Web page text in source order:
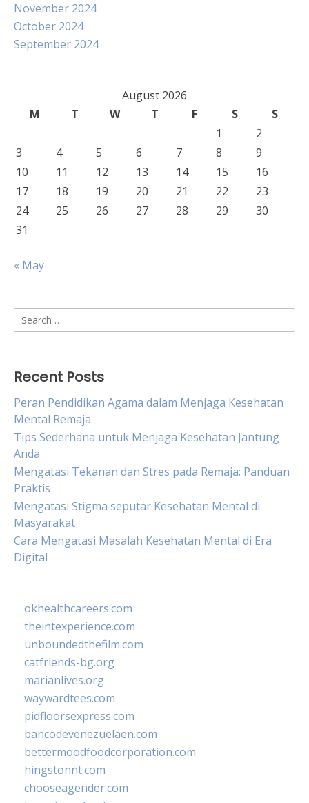
November 2024
October 2024
September 2024
August 2026
M
T W T F S
S
1
2
3
4 5 6 7 8
9
10
11 12 13 14 15
16
17
18 19 20 21 22
23
24
25 26 27 28 29
30
31
« May
Search
for:
Recent Posts
Peran Pendidikan Agama dalam Menjaga Kesehatan
Mental Remaja
Tips Sederhana untuk Menjaga Kesehatan Jantung
Anda
Mengatasi Tekanan dan Stres pada Remaja: Panduan
Praktis
Mengatasi Stigma seputar Kesehatan Mental di
Masyarakat
Cara Mengatasi Masalah Kesehatan Mental di Era
Digital
okhealthcareers.com
theintexperience.com
unboundedthefilm.com
catfriends-bg.org
marianlives.org
waywardtees.com
pidfloorsexpress.com
bancodevenezuelaen.com
bettermoodfoodcorporation.com
hingstonnt.com
chooseagender.com